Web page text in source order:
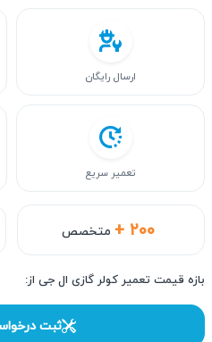
+ ۲۰۰ متخصص
ارسال رایگان
تعمیر سریع
بازه قیمت تعمیر کولر گازی ال جی از:
ثبت